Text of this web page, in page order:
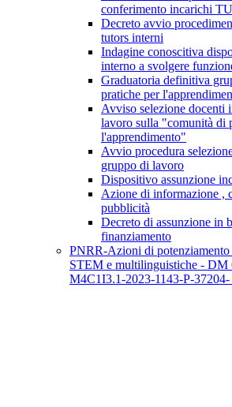
conferimento incarichi
Decreto avvio
tutors interni
Indagine conoscitiva
interno a svolgere
Graduatoria definitiva
pratiche per
Avviso selezione docenti
lavoro sulla "comunità di
l'apprendimento"
Avvio procedura
gruppo di lavoro
Dispositivo assunzione
Azione di informazione ,
pubblicità
Decreto di assunzione in
finanziamento
PNRR-Azioni di potenziamento
STEM e multilinguistiche - DM
M4C1I3.1-2023-1143-P-